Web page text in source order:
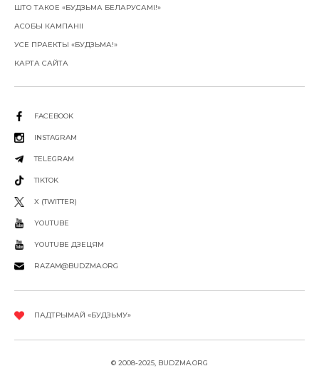
ШТО ТАКОЕ «БУДЗЬМА БЕЛАРУСАМІ!»
АСОБЫ КАМПАНІІ
УСЕ ПРАЕКТЫ «БУДЗЬМА!»
КАРТА САЙТА
FACEBOOK
INSTAGRAM
TELEGRAM
TIKTOK
X (TWITTER)
YOUTUBE
YOUTUBE ДЗЕЦЯМ
RAZAM@BUDZMA.ORG
ПАДТРЫМАЙ «БУДЗЬМУ»
© 2008-2025, BUDZMA.ORG